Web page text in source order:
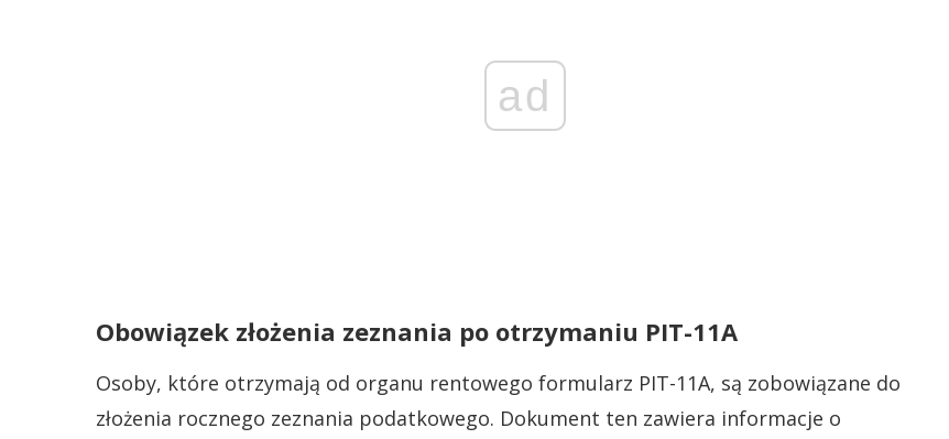
ad
Obowiązek złożenia zeznania po otrzymaniu PIT-11A
Osoby, które otrzymają od organu rentowego formularz PIT-11A, są zobowiązane do
złożenia rocznego zeznania podatkowego. Dokument ten zawiera informacje o